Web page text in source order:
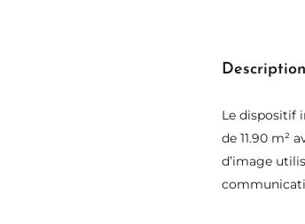
Le dispositif
de 11.90 m²
d’image